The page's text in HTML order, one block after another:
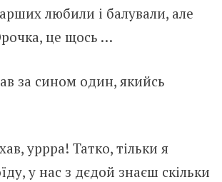
любили і балували, але
це щось …
за сином один, якийсь
уррра! Татко, тільки я
у нас з дєдой знаєш скільки